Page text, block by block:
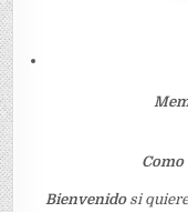
Como
Bienvenidosi